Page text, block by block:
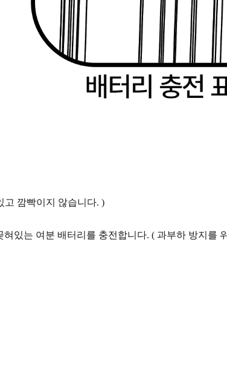
고 깜빡이지 않습니다. )
있는 여분 배터리를 충전합니다. ( 과부하 방지를